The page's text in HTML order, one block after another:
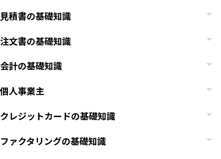
見積書の基礎知識
注文書の基礎知識
会計の基礎知識
個人事業主
クレジットカードの基礎知識
ファクタリングの基礎知識